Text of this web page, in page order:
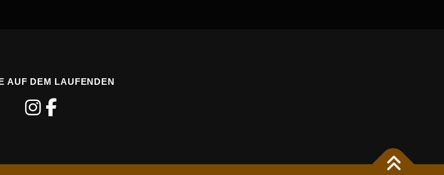
AUF DEM LAUFENDEN